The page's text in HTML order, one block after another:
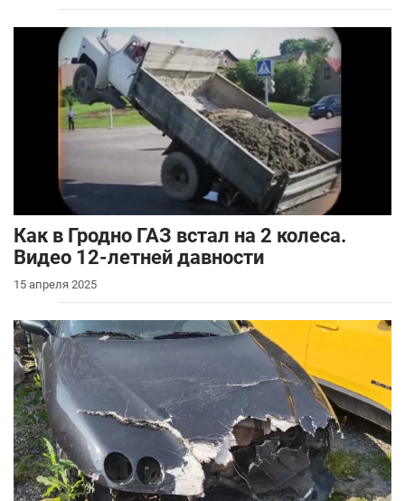
Как в Гродно ГАЗ встал на 2 колеса.
Видео 12-летней давности
15 апреля 2025